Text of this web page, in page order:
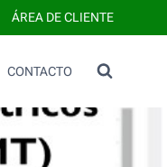
ÁREA DE CLIENTE
CONTACTO